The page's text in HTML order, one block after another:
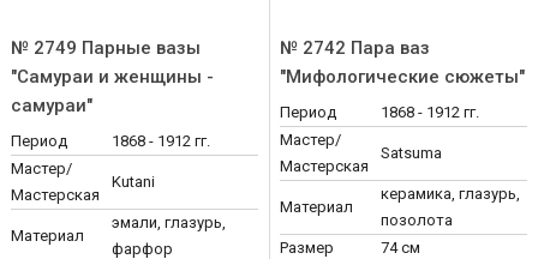
№ 2749 Парные вазы
"Самураи и женщины -
самураи"
Период
1868 - 1912 гг.
Мастер/
Мастерская
Kutani
Материал
эмали, глазурь,
фарфор
№ 2742 Пара ваз
"Мифологические сюжеты"
Период
1868 - 1912 гг.
Мастер/
Мастерская
Satsuma
Материал
керамика, глазурь,
позолота
Размер
74 см